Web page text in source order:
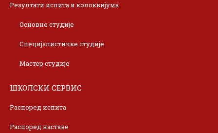
Резултати испита и колоквијума
Основне студије
Специјалистичке студије
Мастер студије
ШКОЛСКИ СЕРВИС
Распоред испита
Распоред наставе